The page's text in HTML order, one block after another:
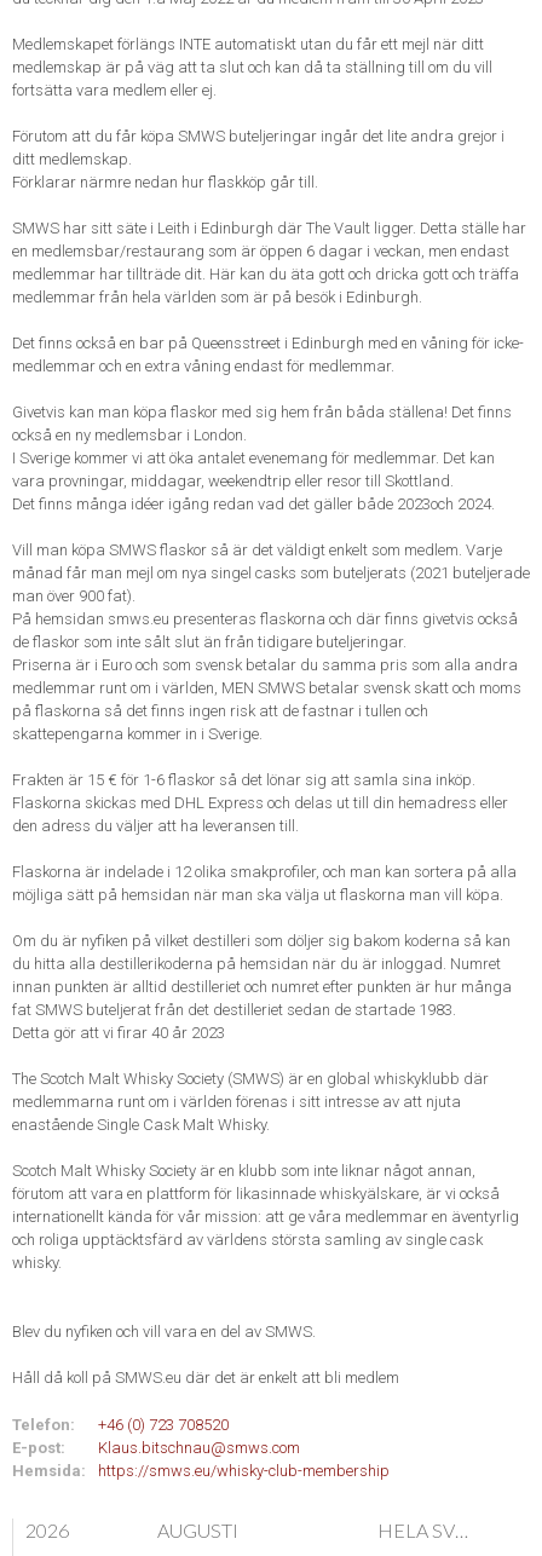
Medlemskapet förlängs INTE automatiskt utan du får ett mejl när ditt
medlemskap är på väg att ta slut och kan då ta ställning till om du vill
fortsätta vara medlem eller ej.
Förutom att du får köpa SMWS buteljeringar ingår det lite andra grejor i
ditt medlemskap.
Förklarar närmre nedan hur flaskköp går till.
SMWS har sitt säte i Leith i Edinburgh där The Vault ligger. Detta ställe har
en medlemsbar/restaurang som är öppen 6 dagar i veckan, men endast
medlemmar har tillträde dit. Här kan du äta gott och dricka gott och träffa
medlemmar från hela världen som är på besök i Edinburgh.
Det finns också en bar på Queensstreet i Edinburgh med en våning för icke-
medlemmar och en extra våning endast för medlemmar.
Givetvis kan man köpa flaskor med sig hem från båda ställena! Det finns
också en ny medlemsbar i London.
I Sverige kommer vi att öka antalet evenemang för medlemmar. Det kan
vara provningar, middagar, weekendtrip eller resor till Skottland.
Det finns många idéer igång redan vad det gäller både 2023och 2024.
Vill man köpa SMWS flaskor så är det väldigt enkelt som medlem. Varje
månad får man mejl om nya singel casks som buteljerats (2021 buteljerade
man över 900 fat).
På hemsidan smws.eu presenteras flaskorna och där finns givetvis också
de flaskor som inte sålt slut än från tidigare buteljeringar.
Priserna är i Euro och som svensk betalar du samma pris som alla andra
medlemmar runt om i världen, MEN SMWS betalar svensk skatt och moms
på flaskorna så det finns ingen risk att de fastnar i tullen och
skattepengarna kommer in i Sverige.
Frakten är 15 € för 1-6 flaskor så det lönar sig att samla sina inköp.
Flaskorna skickas med DHL Express och delas ut till din hemadress eller
den adress du väljer att ha leveransen till.
Flaskorna är indelade i 12 olika smakprofiler, och man kan sortera på alla
möjliga sätt på hemsidan när man ska välja ut flaskorna man vill köpa.
Om du är nyfiken på vilket destilleri som döljer sig bakom koderna så kan
du hitta alla destillerikoderna på hemsidan när du är inloggad. Numret
innan punkten är alltid destilleriet och numret efter punkten är hur många
fat SMWS buteljerat från det destilleriet sedan de startade 1983.
Detta gör att vi firar 40 år 2023
The Scotch Malt Whisky Society (SMWS) är en global whiskyklubb där
medlemmarna runt om i världen förenas i sitt intresse av att njuta
enastående Single Cask Malt Whisky.
Scotch Malt Whisky Society är en klubb som inte liknar något annan,
förutom att vara en plattform för likasinnade whiskyälskare, är vi också
internationellt kända för vår mission: att ge våra medlemmar en äventyrlig
och roliga upptäcktsfärd av världens största samling av single cask
whisky.
Blev du nyfiken och vill vara en del av SMWS.
Håll då koll på SMWS.eu där det är enkelt att bli medlem
Telefon:
+46 (0) 723 708520
E-post:
Klaus.bitschnau@smws.com
Hemsida:
https://smws.eu/whisky-club-membership
2026 AUGUSTI HELA SVERIGE